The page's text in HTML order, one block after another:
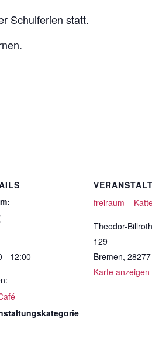
Schulferien statt.
- 12:00
freiraum –
Theodor-
129
Bremen, 28277
Karte anzeigen